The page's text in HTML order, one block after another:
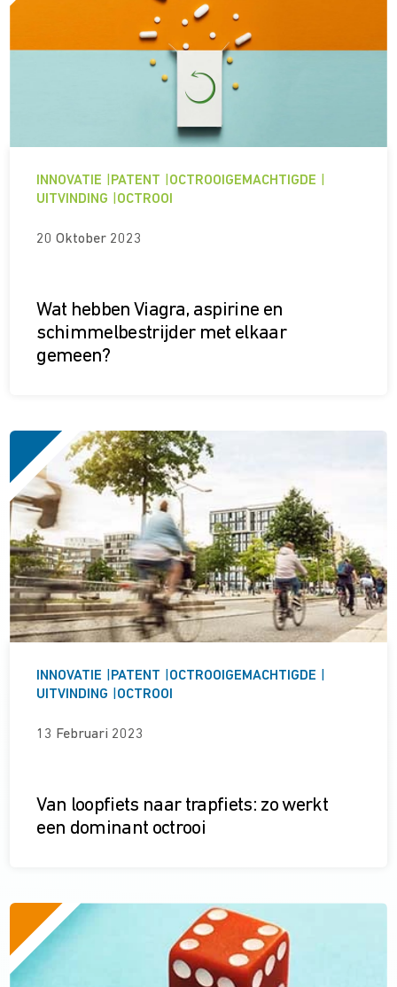
INNOVATIE PATENT OCTROOIGEMACHTIGDE
UITVINDING
OCTROOI
20 Oktober 2023
Wat hebben Viagra, aspirine en
schimmelbestrijder met elkaar
gemeen?
INNOVATIE PATENT OCTROOIGEMACHTIGDE
UITVINDING
OCTROOI
13 Februari 2023
Van loopfiets naar trapfiets: zo werkt
een dominant octrooi